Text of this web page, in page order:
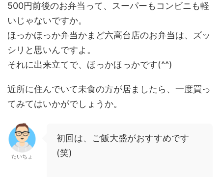
500円前後のお弁当って、スーパーもコンビニも軽
いじゃないですか。
ほっかほっか弁当かまど六高台店のお弁当は、ズッ
シリと思いんですよ。
それに出来立てで、ほっかほっかです(^^)
近所に住んでいて未食の方が居ましたら、一度買っ
てみてはいかがでしょうか。
たいちょ
初回は、ご飯大盛がおすすめです
(笑)